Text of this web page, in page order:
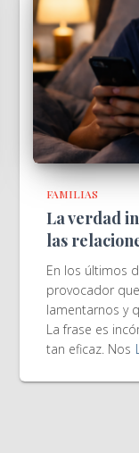
FAMILIAS
La verdad
las
En los últimos
provocador
lamentarnos y
La frase es
tan eficaz. Nos